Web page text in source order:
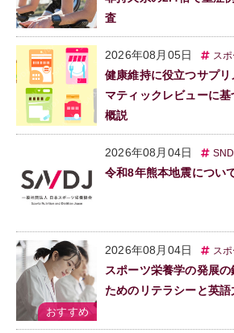
査
2026年08月05日 ス
健康維持に役立つサプ
マティックレビューに
概説
2026年08月04日
令和8年熊本地震につい
2026年08月04日 ス
スポーツ栄養学の発展
ためのリテラシーと英語